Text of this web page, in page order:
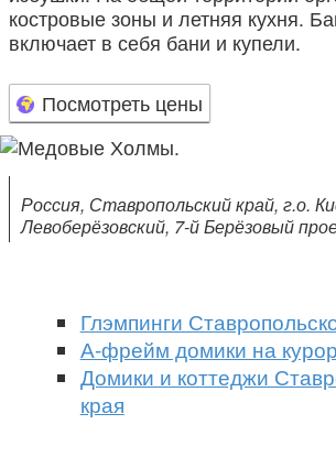
костровые зоны и летняя кухня.
включает в себя бани и купели.
Посмотреть цены
Россия, Ставропольский край, г.о.
Левоберёзовский, 7-й Берёзовый
Глэмпинги
А-фрейм домики на
Домики и коттеджи
края